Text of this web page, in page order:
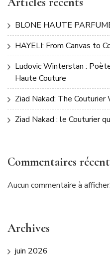
BLONE HAUTE
HAYELI: From Canvas to
Ludovic Winterstan :
Haute Couture
Ziad Nakad: The
Ziad Nakad : le Couturier
Commentaires
Aucun commentaire à afficher.
Archives
juin 2026